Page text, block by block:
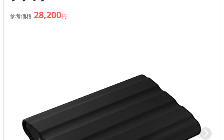
参考価格 28,200円